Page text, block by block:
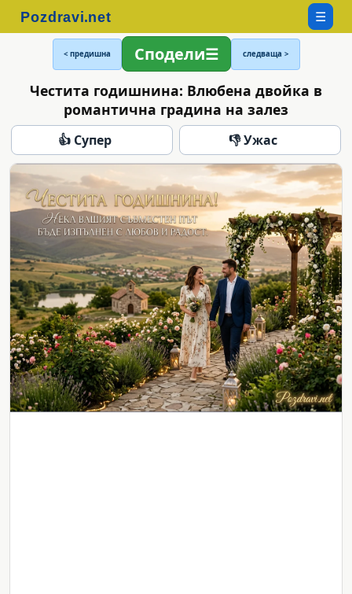
☰
< предишна Сподели следваща >
Честита годишнина: Влюбена двойка в
романтична градина на залез
👍 Супер 👎 Ужас